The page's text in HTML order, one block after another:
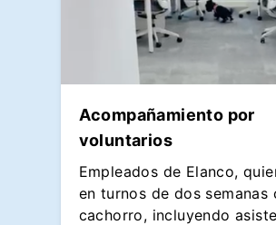
Acompañamiento por
voluntarios
Empleados de Elanco,
en turnos de dos semanas
cachorro, incluyendo